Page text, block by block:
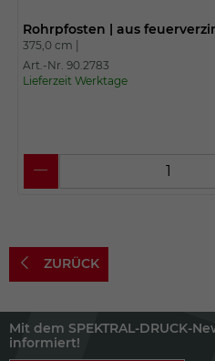
Rohrpfosten | aus
375,0 cm |
Art.-Nr. 90.2783
Lieferzeit Werktage
ZURÜCK
Mit dem SPEKTRAL-DRUCK-
informiert!